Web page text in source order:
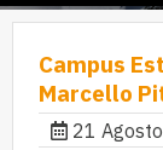
Campus
Marcello
21